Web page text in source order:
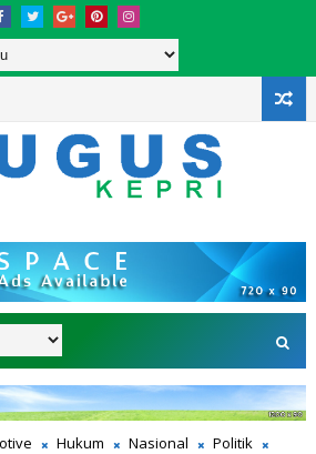
Hukum Nasional
Politik